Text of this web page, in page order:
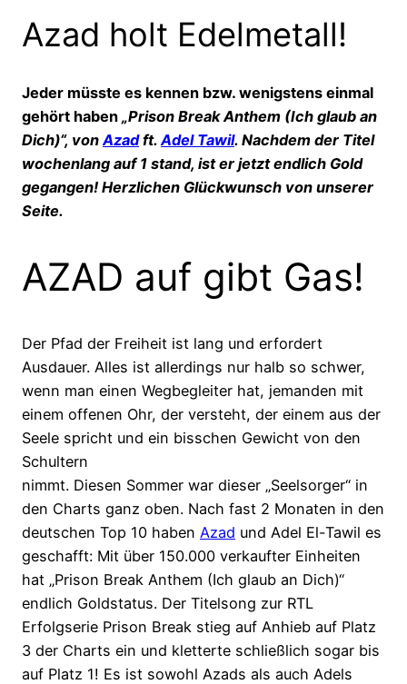
Azad holt Edelmetall!
Jeder müsste es kennen bzw. wenigstens einmal
gehört haben „Prison Break Anthem (Ich glaub an
Dich)“, vonAzadft.Adel Tawil. Nachdem der Titel
wochenlang auf 1 stand, ist er jetzt endlich Gold
gegangen! Herzlichen Glückwunsch von unserer
Seite.
AZAD auf gibt Gas!
Der Pfad der Freiheit ist lang und erfordert
Ausdauer. Alles ist allerdings nur halb so schwer,
wenn man einen Wegbegleiter hat, jemanden mit
einem offenen Ohr, der versteht, der einem aus der
Seele spricht und ein bisschen Gewicht von den
Schultern
nimmt. Diesen Sommer war dieser „Seelsorger“ in
den Charts ganz oben. Nach fast 2 Monaten in den
deutschen Top 10 haben Azad und Adel El-Tawil es
geschafft: Mit über 150.000 verkaufter Einheiten
hat „Prison Break Anthem (Ich glaub an Dich)“
endlich Goldstatus. Der Titelsong zur RTL
Erfolgserie Prison Break stieg auf Anhieb auf Platz
3 der Charts ein und kletterte schließlich sogar bis
auf Platz 1! Es ist sowohl Azads als auch Adels